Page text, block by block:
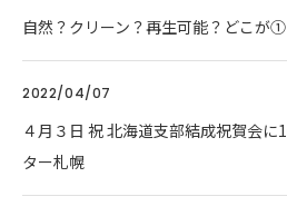
自然？クリーン？再生可能？どこが①
2022/04/07
４月３日 祝 北海道支部結成祝賀会
ター札幌